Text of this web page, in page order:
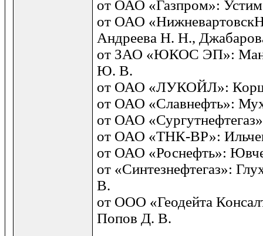
от ОАО «Газпром»:
от ОАО
Андреева Н. Н.,
от ЗАО «ЮКОС ЭП»:
Ю. В.
от ОАО «ЛУКОЙЛ»:
от ОАО «Славнефть»:
от ОАО
от ОАО «ТНК-ВР»:
от ОАО «Роснефть»:
от «Синтезнефтегаз»:
В.
от ООО «Геодейта
Попов Д. В.